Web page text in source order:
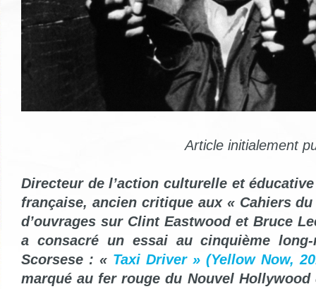
Article initialement
Directeur de l’action culturelle et
française, ancien critique aux « Cahiers
d’ouvrages sur Clint Eastwood et Bruce
a consacré un essai au cinquième
Scorsese : « Taxi Driver » (Yellow Now,
marqué au fer rouge du Nouvel